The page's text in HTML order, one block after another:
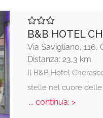
B&B HOTEL
Via Savigliano, 116,
Distanza: 23,3 km
Il B&B Hotel
stelle nel cuore
... continua: >